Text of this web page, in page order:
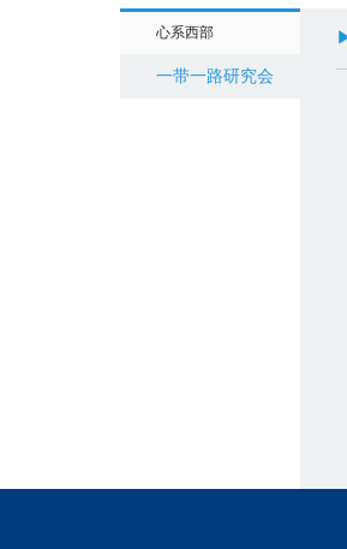
心系西部
一带一路研究会